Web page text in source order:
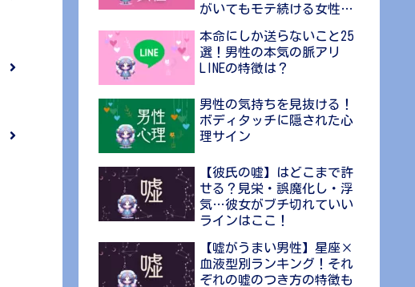
がいてもモテ続ける女性の
本命にしか送らないこと25
選！男性の本気の脈アリ
LINEの特徴は？
男性の気持ちを見抜ける！
ボディタッチに隠された心
理サイン
【彼氏の嘘】はどこまで許
せる？見栄・誤魔化し・浮
気…彼女がブチ切れていい
ラインはここ！
【嘘がうまい男性】星座×
血液型別ランキング！それ
ぞれの嘘のつき方の特徴も